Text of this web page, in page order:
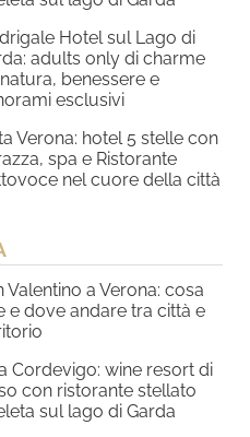
Hotel sul Lago di
adults only di charme
benessere e
esclusivi
Verona: hotel 5 stelle con
spa e Ristorante
nel cuore della città
Valentino a Verona: cosa
e dove andare tra città e
Cordevigo: wine resort di
con ristorante stellato
sul lago di Garda